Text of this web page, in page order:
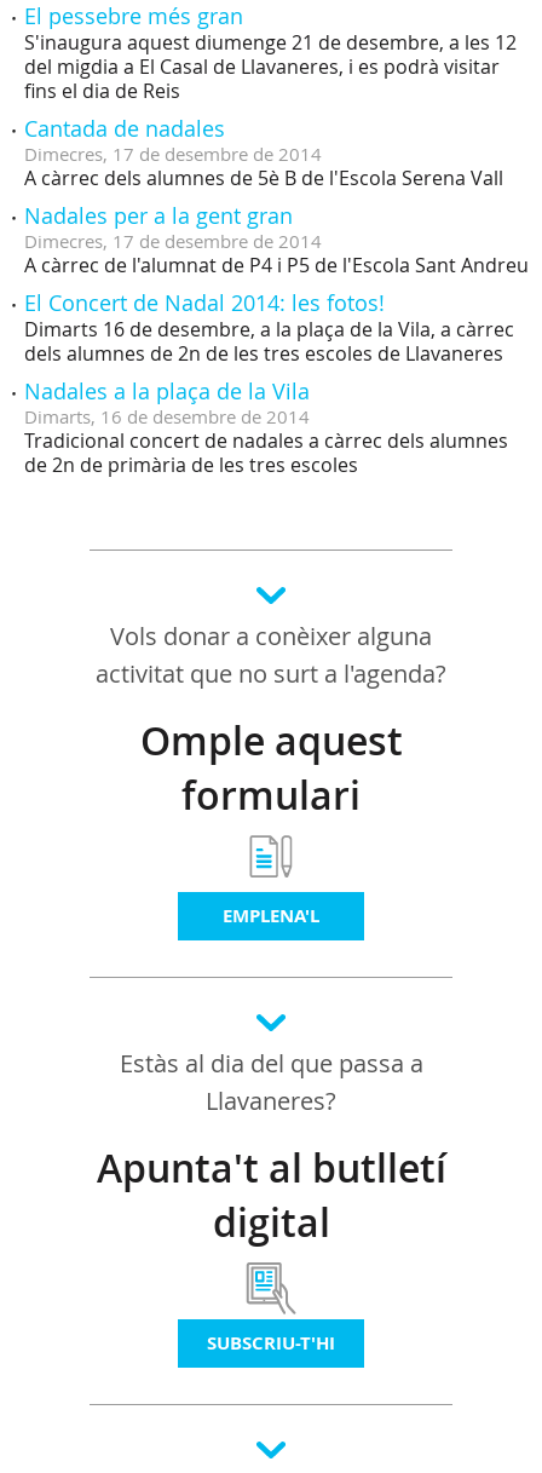
El pessebre més gran
S'inaugura aquest diumenge 21 de desembre, a les 12
del migdia a El Casal de Llavaneres, i es podrà visitar
fins el dia de Reis
Cantada de nadales
Dimecres, 17 de desembre de 2014
A càrrec dels alumnes de 5è B de l'Escola Serena Vall
Nadales per a la gent gran
Dimecres, 17 de desembre de 2014
A càrrec de l'alumnat de P4 i P5 de l'Escola Sant Andreu
El Concert de Nadal 2014: les fotos!
Dimarts 16 de desembre, a la plaça de la Vila, a càrrec
dels alumnes de 2n de les tres escoles de Llavaneres
Nadales a la plaça de la Vila
Dimarts, 16 de desembre de 2014
Tradicional concert de nadales a càrrec dels alumnes
de 2n de primària de les tres escoles
Vols donar a conèixer alguna
activitat que no surt a l'agenda?
Omple aquest
formulari
EMPLENA'L
Estàs al dia del que passa a
Llavaneres?
Apunta't al butlletí
digital
SUBSCRIU-T'HI